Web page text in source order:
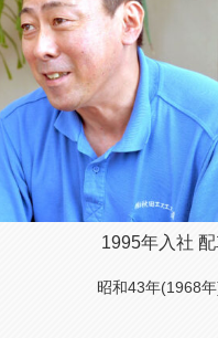
1995年入社
昭和43年(1968